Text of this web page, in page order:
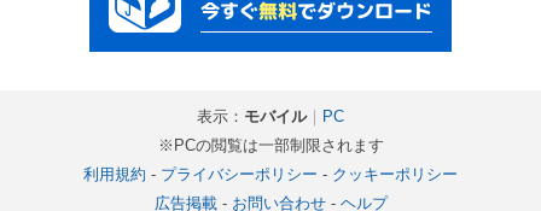
表示： モバイル｜ PC
※PCの閲覧は一部制限されます
利用規約 - プライバシーポリシー - クッキーポリシー
広告掲載- お問い合わせ- ヘルプ